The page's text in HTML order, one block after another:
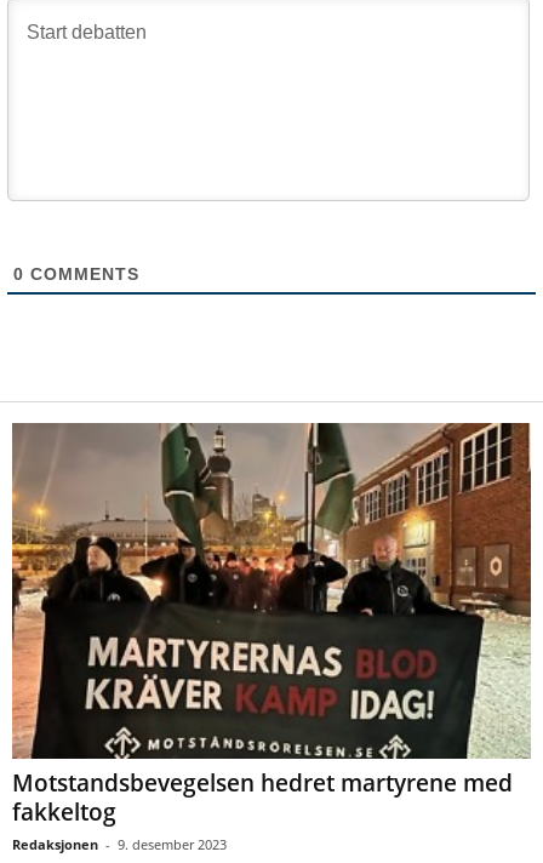
0 COMMENTS
Motstandsbevegelsen hedret martyrene med
fakkeltog
Redaksjonen - 9. desember 2023